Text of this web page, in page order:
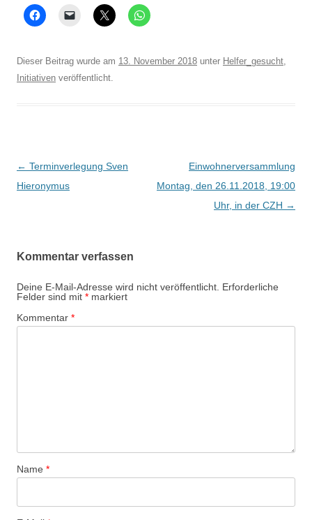
Dieser Beitrag wurde am 13. November 2018 unter Helfer_gesucht,
Initiativen veröffentlicht.
Beitrags-
Navigation
← Terminverlegung Sven
Hieronymus
Einwohnerversammlung
Montag, den 26.11.2018, 19:00
Uhr, in der CZH →
Kommentar verfassen
Deine E-Mail-Adresse wird nicht veröffentlicht. Erforderliche
Felder sind mit * markiert
Kommentar *
Name *